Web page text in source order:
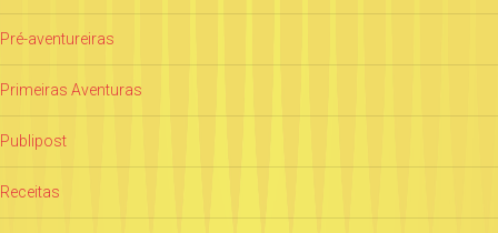
Pré-aventureiras
Primeiras Aventuras
Publipost
Receitas